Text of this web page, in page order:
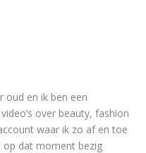
oud en ik ben een
over beauty, fashion
waar ik zo af en toe
op dat moment bezig